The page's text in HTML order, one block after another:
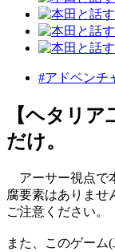
#アドベンチ
【ヘタリ
だけ。
アーサー視点で
腐要素はありませ
ご注意ください。
また、このゲーム